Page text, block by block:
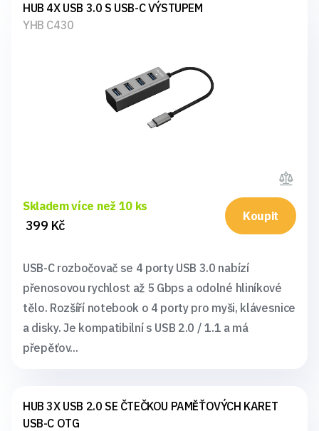
HUB 4X USB 3.0 S USB-C VÝSTUPEM
YHB C430
Skladem více než 10 ks
399 Kč
Koupit
USB-C rozbočovač se 4 porty USB 3.0 nabízí
přenosovou rychlost až 5 Gbps a odolné hliníkové
tělo. Rozšíří notebook o 4 porty pro myši, klávesnice
a disky. Je kompatibilní s USB 2.0 / 1.1 a má
přepěťov...
HUB 3X USB 2.0 SE ČTEČKOU PAMĚŤOVÝCH KARET
USB-C OTG